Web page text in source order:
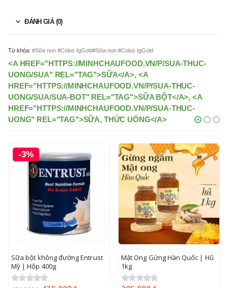
ĐÁNH GIÁ (0)
Từ khóa: #Sữa non #Colos IgGold#Sữa non #Colos IgGold
<A HREF="HTTPS://MINHCHAUFOOD.VN/P/SUA-THUC-
UONG/SUA" REL="TAG">SỮA</A>, <A
HREF="HTTPS://MINHCHAUFOOD.VN/P/SUA-THUC-
UONG/SUA/SUA-BOT" REL="TAG">SỮA BỘT</A>, <A
HREF="HTTPS://MINHCHAUFOOD.VN/P/SUA-THUC-
UONG" REL="TAG">SỮA, THỨC UỐNG</A>
-3%
Sữa bột không đường Entrust
Mỹ | Hộp 400g
Mật Ong Gừng Hàn Quốc | Hũ
1kg